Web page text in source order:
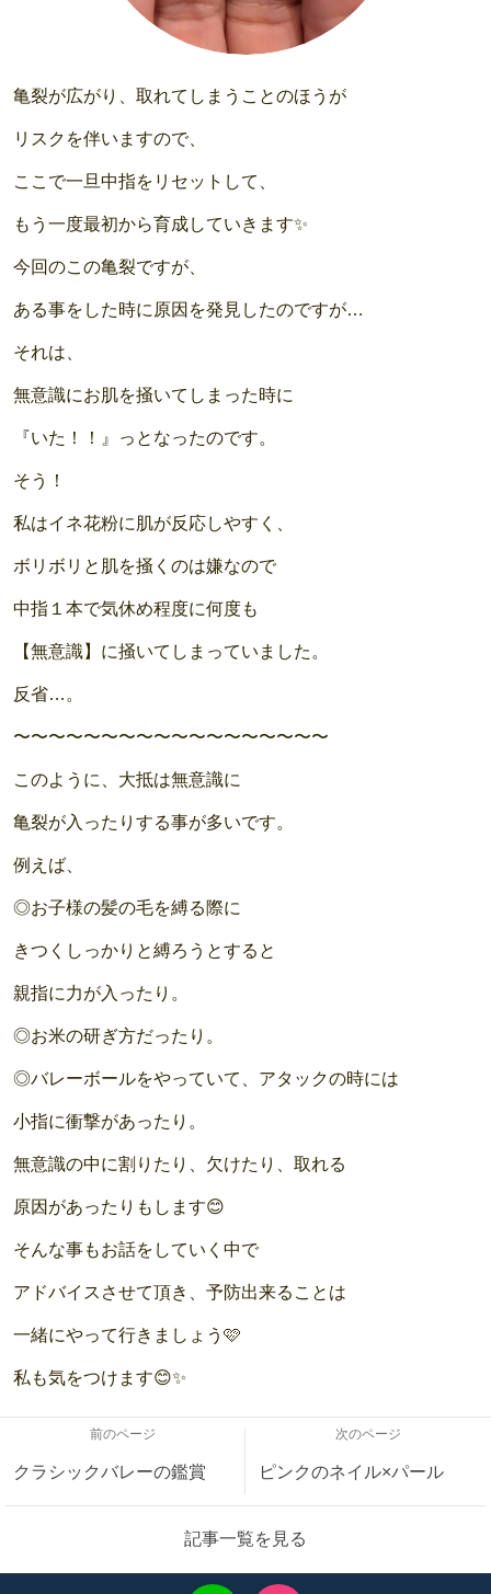
亀裂が広がり、取れてしまうことのほうが
リスクを伴いますので、
ここで一旦中指をリセットして、
もう一度最初から育成していきます✨
今回のこの亀裂ですが、
ある事をした時に原因を発見したのですが…
それは、
無意識にお肌を掻いてしまった時に
『いた！！』っとなったのです。
そう！
私はイネ花粉に肌が反応しやすく、
ボリボリと肌を掻くのは嫌なので
中指１本で気休め程度に何度も
【無意識】に掻いてしまっていました。
反省…。
〜〜〜〜〜〜〜〜〜〜〜〜〜〜〜〜〜〜
このように、大抵は無意識に
亀裂が入ったりする事が多いです。
例えば、
◎お子様の髪の毛を縛る際に
きつくしっかりと縛ろうとすると
親指に力が入ったり。
◎お米の研ぎ方だったり。
◎バレーボールをやっていて、アタックの時には
小指に衝撃があったり。
無意識の中に割りたり、欠けたり、取れる
原因があったりもします😊
そんな事もお話をしていく中で
アドバイスさせて頂き、予防出来ることは
一緒にやって行きましょう🩷
私も気をつけます😊✨
前のページ
クラシックバレーの鑑賞
次のページ
ピンクのネイル×パール
記事一覧を見る